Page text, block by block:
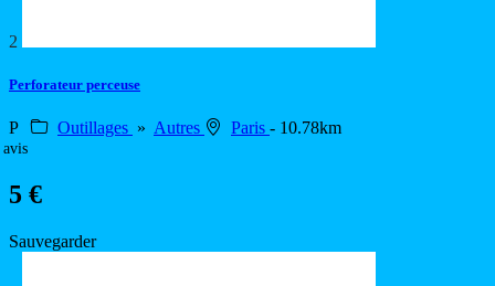
2
Perforateur perceuse
P Outillages » Autres Paris - 10.78km
avis
5 €
Sauvegarder